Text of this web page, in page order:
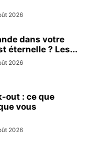
2026
dans votre
éternelle ? Les...
2026
out : ce que
vous
2026